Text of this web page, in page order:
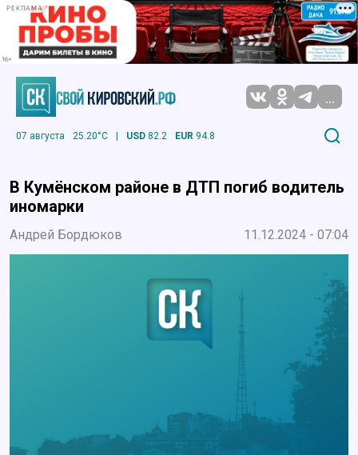
РЕКЛАМА
...
07 августа 25.20°C | USD 82.2 EUR 94.8
В Кумёнском районе в ДТП погиб водитель
иномарки
Андрей Бордюков 11.12.2024 - 07:04